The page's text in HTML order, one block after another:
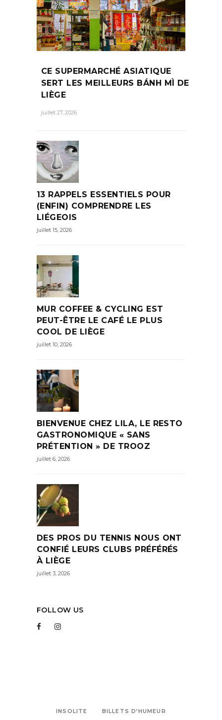
CE SUPERMARCHÉ ASIATIQUE
SERT LES MEILLEURS BÁNH MÌ DE
LIÈGE
juillet 27, 2026
13 RAPPELS ESSENTIELS POUR
(ENFIN) COMPRENDRE LES
LIÉGEOIS
juillet 15, 2026
MUR COFFEE & CYCLING EST
PEUT-ÊTRE LE CAFÉ LE PLUS
COOL DE LIÈGE
juillet 10, 2026
BIENVENUE CHEZ LILA, LE RESTO
GASTRONOMIQUE « SANS
PRÉTENTION » DE TROOZ
juillet 6, 2026
DES PROS DU TENNIS NOUS ONT
CONFIÉ LEURS CLUBS PRÉFÉRÉS
À LIÈGE
juillet 3, 2026
FOLLOW US
INSOLITE BILLETS D’HUMEUR